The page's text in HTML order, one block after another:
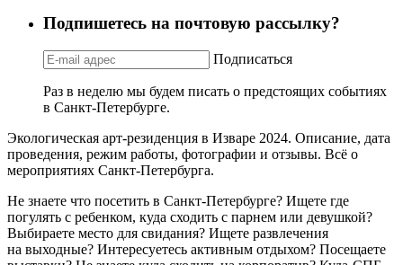
Подпишетесь на почтовую рассылку?
Подписаться
Раз в неделю мы будем писать о предстоящих событиях
в Санкт-Петербурге.
Экологическая арт-резиденция в Изваре 2024. Описание, дата
проведения, режим работы, фотографии и отзывы. Всё о
мероприятиях Санкт-Петербурга.
Не знаете что посетить в Санкт-Петербурге? Ищете где
погулять с ребенком, куда сходить с парнем или девушкой?
Выбираете место для свидания? Ищете развлечения
на выходные? Интересуетесь активным отдыхом? Посещаете